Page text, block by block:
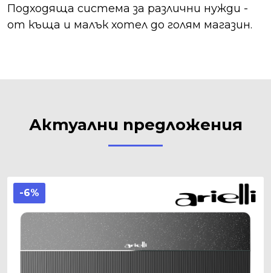
Подходяща система за различни нужди -
от къща и малък хотел до голям магазин.
Актуални предложения
-6%